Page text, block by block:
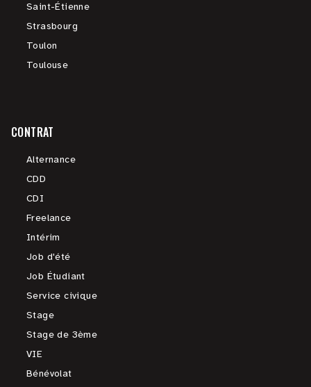
Saint-Étienne
Strasbourg
Toulon
Toulouse
CONTRAT
Alternance
CDD
CDI
Freelance
Intérim
Job d'été
Job Étudiant
Service civique
Stage
Stage de 3ème
VIE
Bénévolat